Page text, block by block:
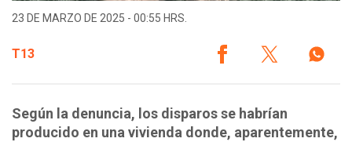
23 DE MARZO DE 2025 - 00:55 HRS.
T13
Según la denuncia, los disparos se habrían
producido en una vivienda donde, aparentemente,